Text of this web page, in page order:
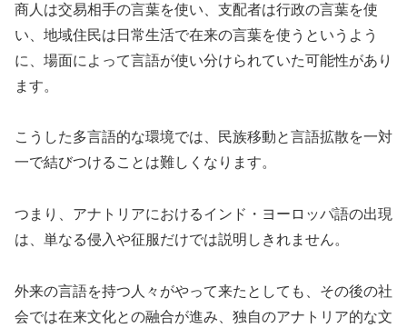
商人は交易相手の言葉を使い、支配者は行政の言葉を使
い、地域住民は日常生活で在来の言葉を使うというよう
に、場面によって言語が使い分けられていた可能性があり
ます。
こうした多言語的な環境では、民族移動と言語拡散を一対
一で結びつけることは難しくなります。
つまり、アナトリアにおけるインド・ヨーロッパ語の出現
は、単なる侵入や征服だけでは説明しきれません。
外来の言語を持つ人々がやって来たとしても、その後の社
会では在来文化との融合が進み、独自のアナトリア的な文